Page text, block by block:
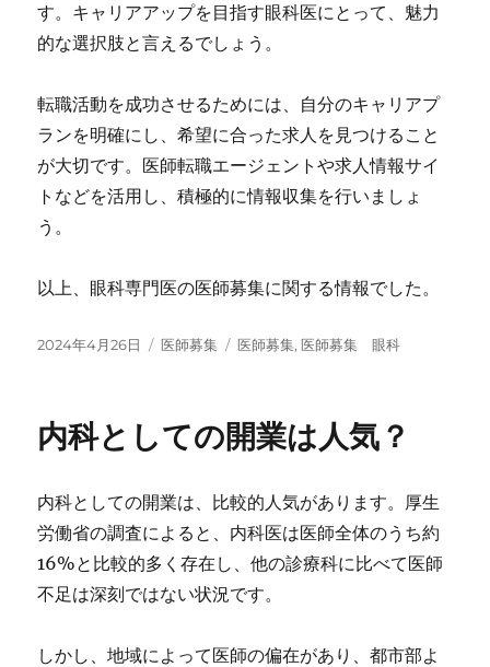
す。キャリアアップを目指す眼科医にとって、魅力
的な選択肢と言えるでしょう。
転職活動を成功させるためには、自分のキャリアプ
ランを明確にし、希望に合った求人を見つけること
が大切です。医師転職エージェントや求人情報サイ
トなどを活用し、積極的に情報収集を行いましょ
う。
以上、眼科専門医の医師募集に関する情報でした。
投
2024年4月26日
カ
ー
医師募集
タ
医師募集, 医師募集 眼科
内科としての開業は人気？
内科としての開業は、比較的人気があります。厚生
労働省の調査によると、内科医は医師全体のうち約
16%と比較的多く存在し、他の診療科に比べて医師
不足は深刻ではない状況です。
しかし、地域によって医師の偏在があり、都市部よ